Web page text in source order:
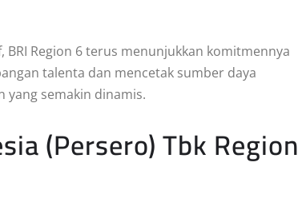
Region 6 terus menunjukkan komitmennya
talenta dan mencetak sumber daya
semakin dinamis.
(Persero) Tbk Region